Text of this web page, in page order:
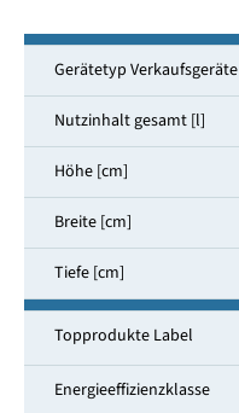
Gerätetyp Verkaufsgeräte
Nutzinhalt gesamt [l]
Höhe [cm]
Breite [cm]
Tiefe [cm]
Topprodukte Label
Energieeffizienzklasse